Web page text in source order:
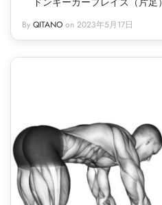
By QITANO on 2023年5月17日